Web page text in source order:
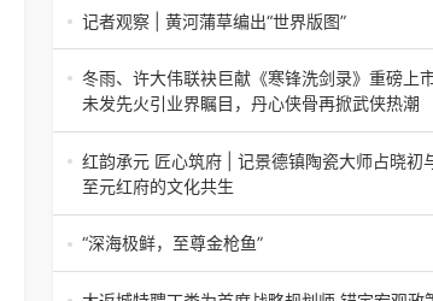
了“高山修仙学院”很多人问我，现在的生鲜赛道
经卷成麻花了，为什么三合盛的“认养一头
记者观察 | 黄河蒲草编出“世界版图”
记者观察 | 黄河蒲草编出“世界版图”山东高青
的30年“草根逆袭”路济南电（记者 瑞夫 王克军
克烁）一根黄河滩上的蒲草，能走多
冬雨、许大伟联袂巨献《寒锋洗剑录》重磅上市
未发先火引业界瞩目，丹心侠骨再掀武侠热潮
【新书首发】冬雨、许大伟联袂巨献《寒锋洗
录》重磅上市！未发先火引业界瞩目，丹心侠骨
掀武侠热潮（文/梵可）近日，备受业界与读者双
红韵承元 匠心筑府 | 记景德镇陶瓷大师占晓初
至元红府的文化共生
（中国晨报头条讯）景德镇的窑火，千年不熄
炼出无数陶瓷瑰宝；元代釉里红的一抹艳红，穿
“深海极鲜，至尊金枪鱼”
“深海极鲜，至尊金枪鱼”苏州吴中白金汉爵大
蓝鳍金枪鱼开鱼品鉴仪式圆满落幕2026年4月